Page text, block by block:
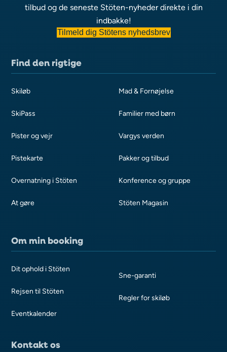
tilbud og de seneste Stöten-nyheder direkte i din
indbakke!
Tilmeld dig Stötens nyhedsbrev
Find den rigtige
Skiløb
SkiPass
Pister og vejr
Pistekarte
Overnatning i Stöten
At gøre
Mad & Fornøjelse
Familier med børn
Vargys verden
Pakker og tilbud
Konference og gruppe
Stöten Magasin
Om min booking
Dit ophold i Stöten
Rejsen til Stöten
Eventkalender
Sne-garanti
Regler for skiløb
Kontakt os